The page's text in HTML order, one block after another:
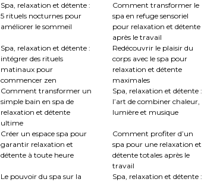
Spa, relaxation et détente :
5 rituels nocturnes pour
améliorer le sommeil
Comment transformer le
spa en refuge sensoriel
pour relaxation et détente
après le travail
Spa, relaxation et détente :
intégrer des rituels
matinaux pour
commencer zen
Redécouvrir le plaisir du
corps avec le spa pour
relaxation et détente
maximales
Comment transformer un
simple bain en spa de
relaxation et détente
ultime
Spa, relaxation et détente :
l’art de combiner chaleur,
lumière et musique
Créer un espace spa pour
garantir relaxation et
détente à toute heure
Comment profiter d’un
spa pour une relaxation et
détente totales après le
travail
Le pouvoir du spa sur la
Spa, relaxation et détente :